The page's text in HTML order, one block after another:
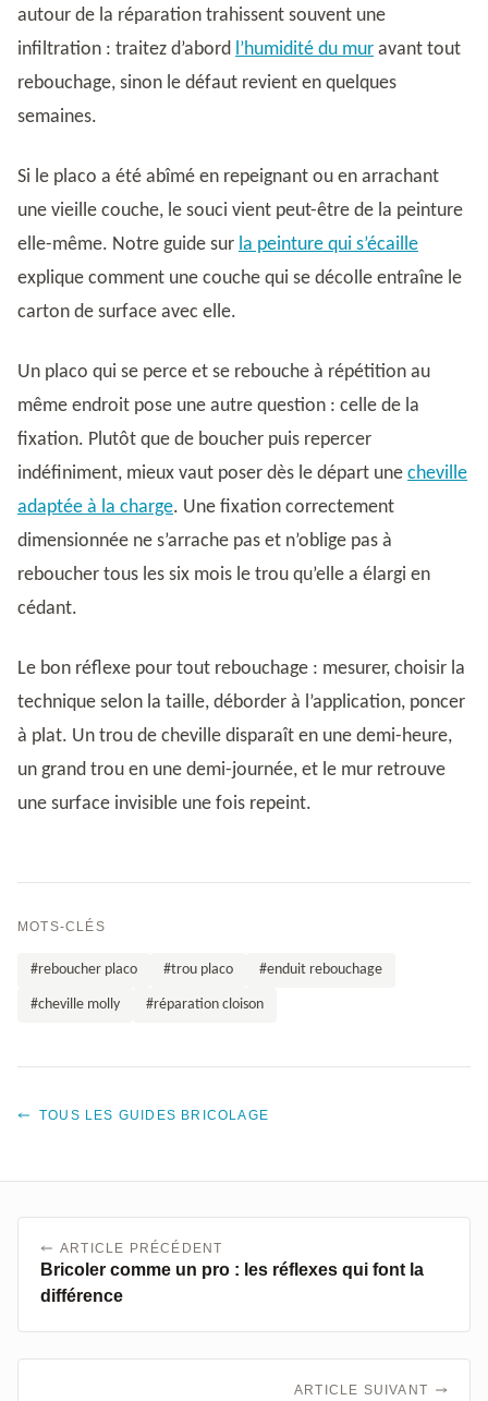
autour de la réparation trahissent souvent une
infiltration : traitez d’abord l’humidité du mur avant tout
rebouchage, sinon le défaut revient en quelques
semaines.
Si le placo a été abîmé en repeignant ou en arrachant
une vieille couche, le souci vient peut-être de la peinture
elle-même. Notre guide sur la peinture qui s’écaille
explique comment une couche qui se décolle entraîne le
carton de surface avec elle.
Un placo qui se perce et se rebouche à répétition au
même endroit pose une autre question : celle de la
fixation. Plutôt que de boucher puis repercer
indéfiniment, mieux vaut poser dès le départ une cheville
adaptée à la charge. Une fixation correctement
dimensionnée ne s’arrache pas et n’oblige pas à
reboucher tous les six mois le trou qu’elle a élargi en
cédant.
Le bon réflexe pour tout rebouchage : mesurer, choisir la
technique selon la taille, déborder à l’application, poncer
à plat. Un trou de cheville disparaît en une demi-heure,
un grand trou en une demi-journée, et le mur retrouve
une surface invisible une fois repeint.
MOTS-CLÉS
#reboucher placo #trou placo #enduit rebouchage
#cheville molly #réparation cloison
TOUS LES GUIDES BRICOLAGE
ARTICLE PRÉCÉDENT
Bricoler comme un pro : les réflexes qui font la
différence
ARTICLE SUIVANT